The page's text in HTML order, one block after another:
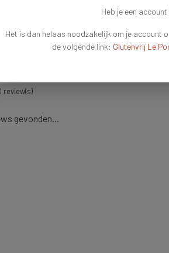
you're looking for?
review(s)
gevonden...
Heb je een account
Het is dan helaas noodzakelijk om je account
de volgende link: Glutenvrij Le